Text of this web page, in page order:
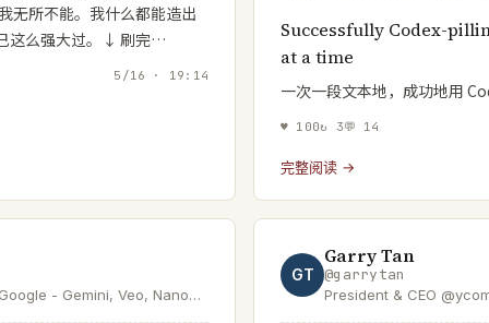
无所不能。我什么都能造出
这么强大过。↓ 刷完…
5/16 · 19:14
Successfully Codex-
at a time
一次一段文本地，成功地用
♥ 100↻ 3💬 14
完整阅读 →
- Gemini, Veo, Nano
GT
Garry Tan
@garrytan
President & CEO